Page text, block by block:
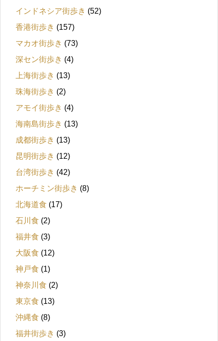
インドネシア街歩き (52)
香港街歩き (157)
マカオ街歩き (73)
深セン街歩き (4)
上海街歩き (13)
珠海街歩き (2)
アモイ街歩き (4)
海南島街歩き (13)
成都街歩き (13)
昆明街歩き (12)
台湾街歩き (42)
ホーチミン街歩き (8)
北海道食 (17)
石川食 (2)
福井食 (3)
大阪食 (12)
神戸食 (1)
神奈川食 (2)
東京食 (13)
沖縄食 (8)
福井街歩き (3)